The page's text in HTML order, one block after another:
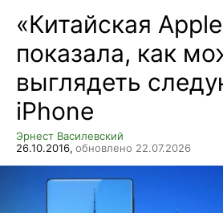
«Китайская
показала, как
выглядеть
iPhone
Эрнест Василевский
26.10.2016, обновлено 22.07.2026